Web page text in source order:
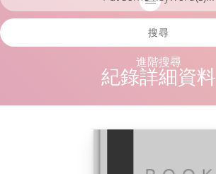
紀錄詳細資料
搜尋
進階搜尋